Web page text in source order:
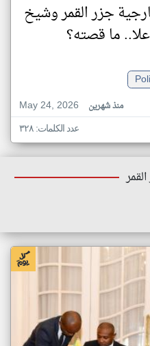
جزر القمر وشيخ
ما قصته؟
May 24, 2026
منذ شهرين
عدد الكلمات: ٣٢٨